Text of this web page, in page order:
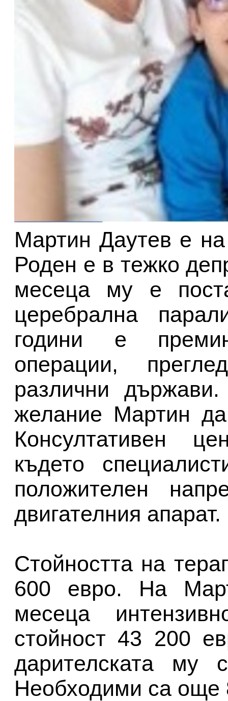
Мартин Даутев е
Роден е в тежко
месеца му е
церебрална
години е
операции,
различни
желание Мартин
Консултативен
където
положителен
двигателния апарат.
Стойността на
600 евро. На
месеца
стойност 43 200
дарителската
Необходими са още